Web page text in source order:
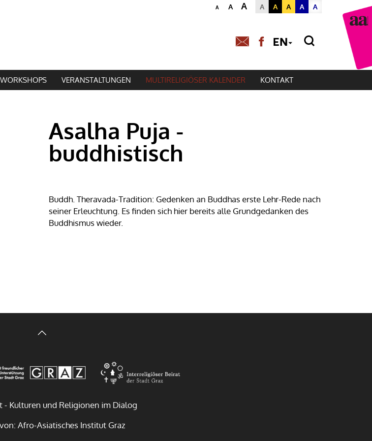
A A A A A A A A
WORKSHOPS VERANSTALTUNGEN MULTIRELIGIÖSER KALENDER KONTAKT
Asalha Puja -
buddhistisch
Buddh. Theravada-Tradition: Gedenken an Buddhas erste Lehr-Rede nach
seiner Erleuchtung. Es finden sich hier bereits alle Grundgedanken des
Buddhismus wieder.
- Kulturen und Religionen im Dialog
Afro-Asiatisches Institut Graz